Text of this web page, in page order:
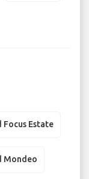
Focus Estate
Mondeo